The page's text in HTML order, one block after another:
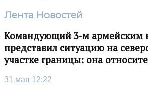
Лента Новостей
Командующий 3-м армейским
представил ситуацию на
участке границы: она
31 мая 12:22